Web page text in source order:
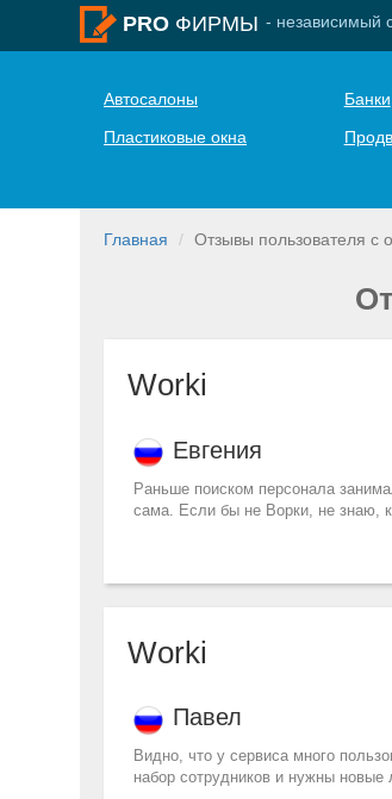
PRO ФИРМЫ - независимый
Автосалоны Банки
Пластиковые окна
Главная Отзывы пользователя с
Worki
Евгения
Раньше поиском персонала
сама. Если бы не Ворки, не знаю,
Worki
Павел
Видно, что у сервиса много
набор сотрудников и нужны новые